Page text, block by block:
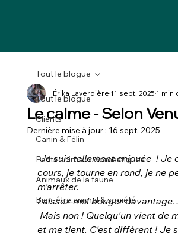
Tout le blogue
Clients
Canin & Félin
Petits animaux domestiques
Animaux de la faune
Bien-être animal & société
Tout le blogue
Le calme - Selon
Érika Laverdière11 sept. 20251 min
Dernière mise à jour : 16 sept. 2025
Je suis tellement enjouée  ! Je
cours, je tourne en rond, je ne
m'arrêter.
Laissez-moi bouger
Mais non ! Quelqu'un vient de
et me tient. C'est différent ! Je